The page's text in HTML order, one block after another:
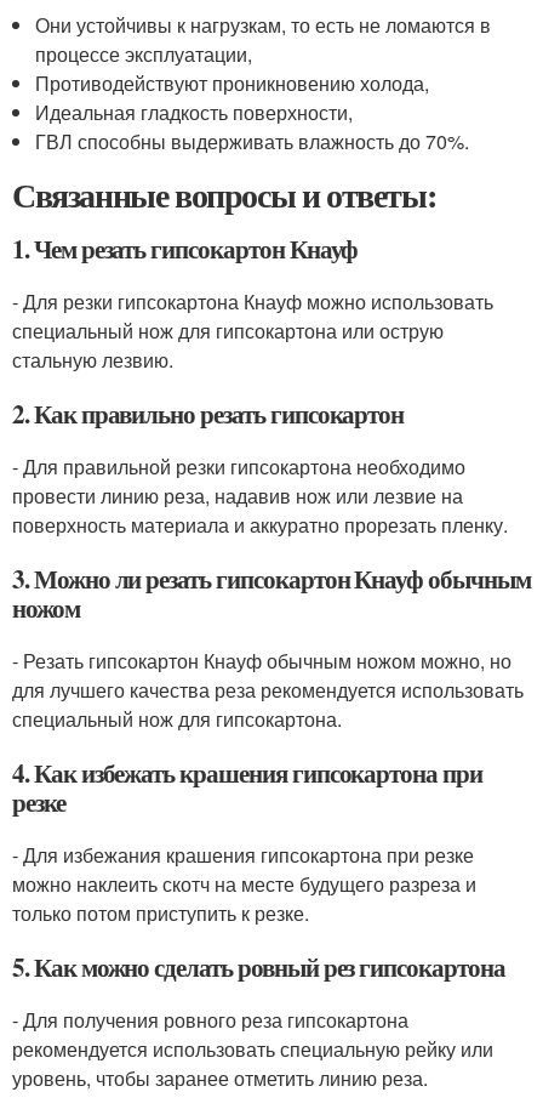
Они устойчивы к нагрузкам, то есть не ломаются в
процессе эксплуатации,
Противодействуют проникновению холода,
Идеальная гладкость поверхности,
ГВЛ способны выдерживать влажность до 70%.
Связанные вопросы и ответы:
1. Чем резать гипсокартон Кнауф
- Для резки гипсокартона Кнауф можно использовать
специальный нож для гипсокартона или острую
стальную лезвию.
2. Как правильно резать гипсокартон
- Для правильной резки гипсокартона необходимо
провести линию реза, надавив нож или лезвие на
поверхность материала и аккуратно прорезать пленку.
3. Можно ли резать гипсокартон Кнауф обычным
ножом
- Резать гипсокартон Кнауф обычным ножом можно, но
для лучшего качества реза рекомендуется использовать
специальный нож для гипсокартона.
4. Как избежать крашения гипсокартона при
резке
- Для избежания крашения гипсокартона при резке
можно наклеить скотч на месте будущего разреза и
только потом приступить к резке.
5. Как можно сделать ровный рез гипсокартона
- Для получения ровного реза гипсокартона
рекомендуется использовать специальную рейку или
уровень, чтобы заранее отметить линию реза.